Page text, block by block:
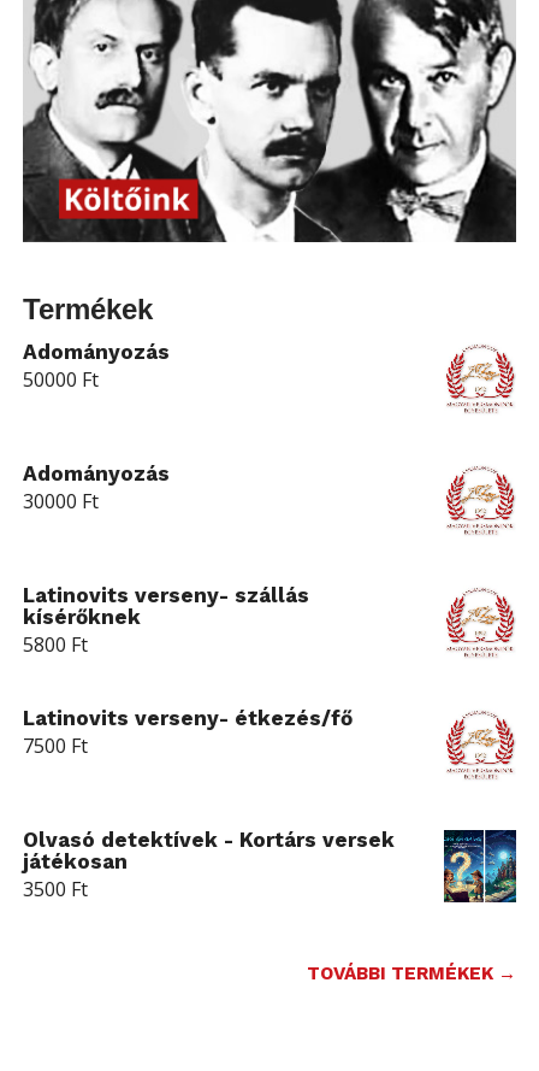
Termékek
Adományozás
50000 Ft
Adományozás
30000 Ft
Latinovits verseny- szállás
kísérőknek
5800 Ft
Latinovits verseny- étkezés/fő
7500 Ft
Olvasó detektívek - Kortárs versek
játékosan
3500 Ft
TOVÁBBI TERMÉKEK →